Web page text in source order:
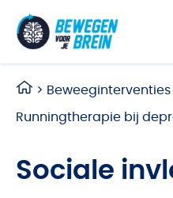
>
Runningtherapie bij
Sociale